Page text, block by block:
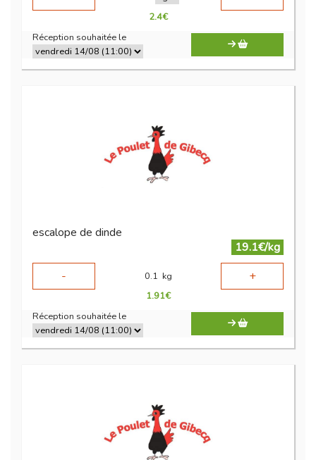
2.4€
Réception souhaitée le
escalope de dinde
19.1€/kg
-
0.1 kg +
1.91€
Réception souhaitée le